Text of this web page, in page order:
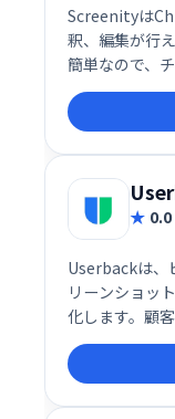
Screenityは
釈、編集が行
簡単なので、
ン、学習記
のスクリーン
サポートしま
0.0
Userbackは、
リーンショッ
化します。顧
迅速に特定、
援します。時
現します。